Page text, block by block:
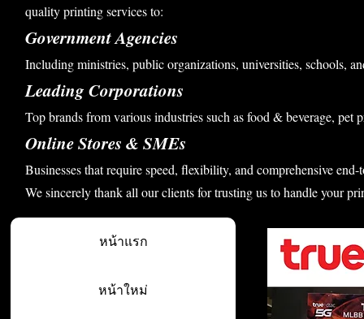
quality printing services to:
Government Agencies
Including ministries, public organizations, universities, schools,
Leading Corporations
Top brands from various industries such as food & beverage, pet
Online Stores & SMEs
Businesses that require speed, flexibility, and comprehensive
We sincerely thank all our clients for trusting us to handle your
หน้าแรก
หน้าใหม่